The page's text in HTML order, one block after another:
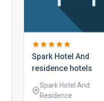
spark hotel and
residence hotels
Spark Hotel And
Residence